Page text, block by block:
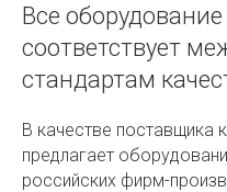
Все
соответствует
стандартам
В качестве поставщика
предлагает
российских фирм-